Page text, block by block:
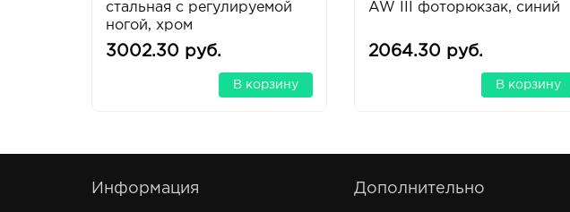
стальная с регулируемой
ногой, хром
3002.30 руб.
В корзину
AW III фоторюкзак, синий
2064.30 руб.
В корзину
Информация Дополнительно